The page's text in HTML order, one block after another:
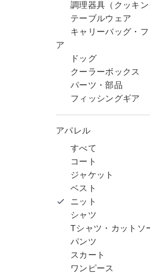
調理器具（クッキン
テーブルウェア
キャリーバッグ・
ア
ドッグ
クーラーボックス
パーツ・部品
フィッシングギア
アパレル
すべて
コート
ジャケット
ベスト
ニット
シャツ
Tシャツ・カットソ
パンツ
スカート
ワンピース